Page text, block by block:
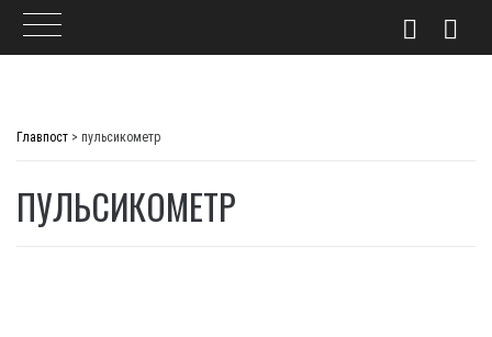
Главпост > пульсикометр
ПУЛЬСИКОМЕТР